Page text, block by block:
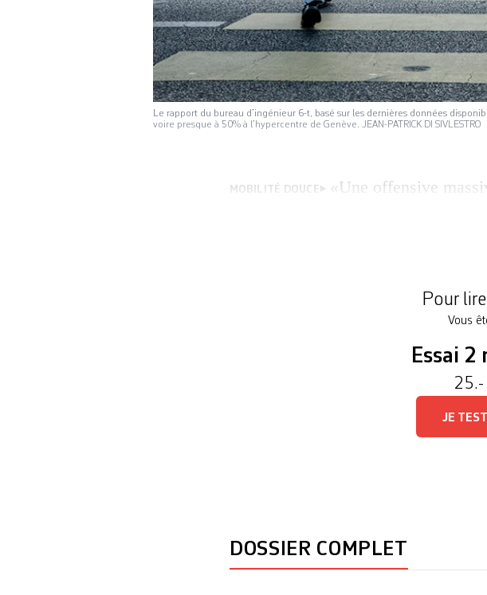
Le rapport du bureau d’ingénieur 6-t, basé sur les dernières données
voire presque à 50% à l’hypercentre de Genève. JEAN-PATRICK DI SIVLESTRO
MOBILITÉ DOUCE
«Une offensive
Pour
Vous
Essai 2
25.-
JE
DOSSIER COMPLET